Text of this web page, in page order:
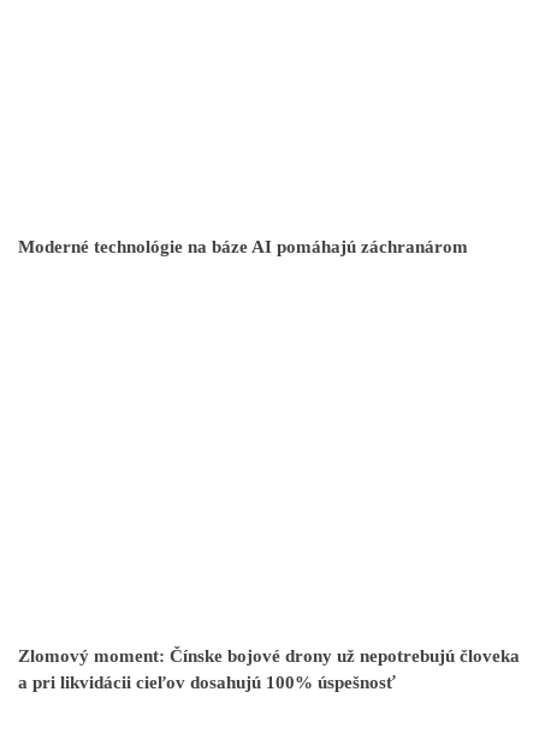
Moderné technológie na báze AI pomáhajú záchranárom
Zlomový moment: Čínske bojové drony už nepotrebujú človeka
a pri likvidácii cieľov dosahujú 100% úspešnosť